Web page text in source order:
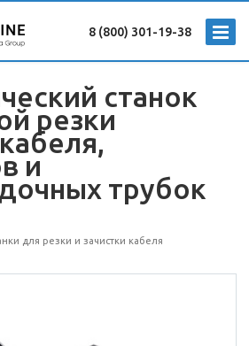
8 (800) 301-19-38
станок
резки
и
трубок
для резки и зачистки кабеля